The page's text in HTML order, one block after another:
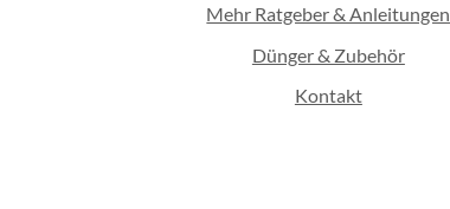
Mehr Ratgeber & Anleitungen
Dünger & Zubehör
Kontakt